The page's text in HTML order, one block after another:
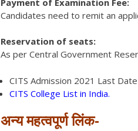
Candidates need to remit an
Reservation of seats:
As per Central Government
CITS Admission 2021 Last
CITS College List in India.
अन्य महत्वपूर्ण लिंक-